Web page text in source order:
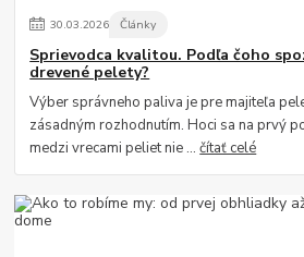
30.03.2026 Články
Sprievodca kvalitou. Podľa čoho
drevené pelety?
Výber správneho paliva je pre majiteľa
zásadným rozhodnutím. Hoci sa na prvý
medzi vrecami peliet nie ...čítať celé